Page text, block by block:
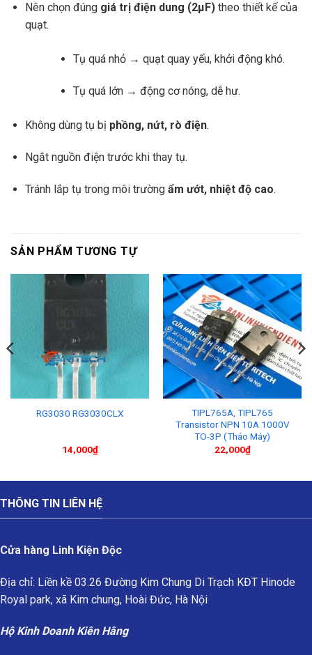
Nên chọn đúng giá trị điện dung (2µF)theo thiết kế của
quạt.
Tụ quá nhỏ → quạt quay yếu, khởi động khó.
Tụ quá lớn → động cơ nóng, dễ hư.
Không dùng tụ bị phồng, nứt, rò điện.
Ngắt nguồn điện trước khi thay tụ.
Tránh lắp tụ trong môi trường ẩm ướt, nhiệt độ cao.
SẢN PHẨM TƯƠNG TỰ
RG3030 RG3030CLX
14,000₫
TIPL765A, TIPL765
Transistor NPN 10A 1000V
TO-3P (Tháo Máy)
22,000₫
THÔNG TIN LIÊN HỆ
Cửa hàng Linh Kiện Độc
Địa chỉ: Liền kề 03.26 Đường Kim Chung Di Trạch KĐT Hinode
Royal park, xã Kim chung, Hoài Đức, Hà Nội
Hộ Kinh Doanh Kiên Hằng